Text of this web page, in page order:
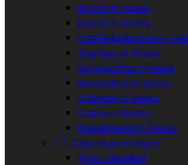
Rosoni in Gesso
Decori in Gesso
Capitelli Mensola in
Applique in Gesso
Sopraporta in Gesso
Bassorilievi in Gesso
Colonne in Gesso
Statue in Gesso
Rivestimenti in Gesso
  Coperture in Legno
Travi Lamellari